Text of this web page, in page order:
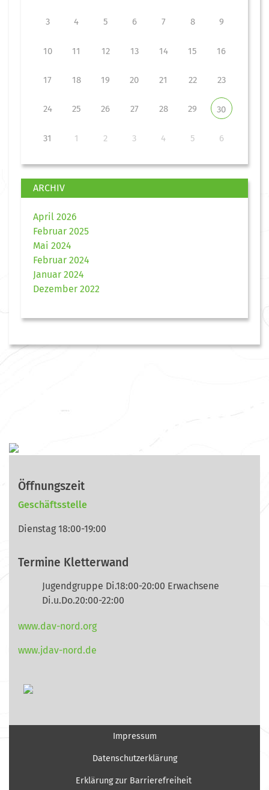
3 4 5 6 7 8 9
10 11 12 13 14 15 16
17 18 19 20 21 22 23
24 25 26 27 28 29 30
31 1 2 3 4 5 6
ARCHIV
April 2026
Februar 2025
Mai 2024
Februar 2024
Januar 2024
Dezember 2022
Öffnungszeit
Geschäftsstelle
Dienstag 18:00-19:00
Termine Kletterwand
Jugendgruppe Di.18:00-20:00 Erwachsene
Di.u.Do.20:00-22:00
www.dav-nord.org
www.jdav-nord.de
Impressum
Datenschutzerklärung
Erklärung zur Barrierefreiheit